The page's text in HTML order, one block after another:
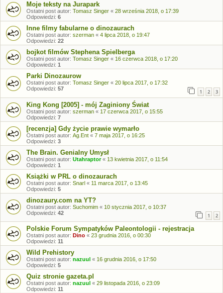
Moje teksty na Jurapark
Ostatni post autor: Tomasz Singer « 28 września 2018, o 17:39
Odpowiedzi: 6
Inne filmy fabularne o dinozaurach
Ostatni post autor: szerman « 4 lipca 2018, o 19:47
Odpowiedzi: 22
bojkot filmów Stephena Spielberga
Ostatni post autor: Tomasz Singer « 16 czerwca 2018, o 17:20
Odpowiedzi: 1
Parki Dinozaurow
Ostatni post autor: Tomasz Singer « 20 lipca 2017, o 17:32
Odpowiedzi: 57 1 2 3
King Kong [2005] - mój Zaginiony Świat
Ostatni post autor: szerman « 17 czerwca 2017, o 15:55
Odpowiedzi: 7
[recenzja] Gdy życie prawie wymarło
Ostatni post autor: Ag.Ent « 7 maja 2017, o 16:25
Odpowiedzi: 3
The Brain. Genialny Umysł
Ostatni post autor: Utahraptor« 13 kwietnia 2017, o 11:54
Odpowiedzi: 1
Książki w PRL o dinozaurach
Ostatni post autor: Snarl « 11 marca 2017, o 13:45
Odpowiedzi: 5
dinozaury.com na YT?
Ostatni post autor: Suchomim « 10 stycznia 2017, o 10:37
Odpowiedzi: 42 1 2
Polskie Forum Sympatyków Paleontologii - rejestracja
Ostatni post autor: Dino « 23 grudnia 2016, o 00:30
Odpowiedzi: 11
Wild Prehistory
Ostatni post autor: nazuul « 16 grudnia 2016, o 17:50
Odpowiedzi: 5
Quiz stronie gazeta.pl
Ostatni post autor: nazuul « 29 listopada 2016, o 23:09
Odpowiedzi: 11